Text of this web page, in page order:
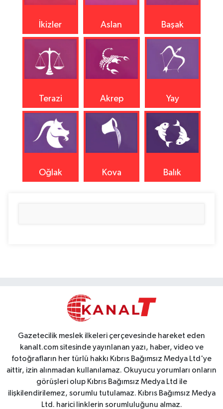
İkizler Aslan Başak
Terazi Akrep Yay
Oğlak Kova Balık
Gazetecilik meslek ilkeleri çerçevesinde hareket eden
kanalt.com sitesinde yayınlanan yazı, haber, video ve
fotoğrafların her türlü hakkı Kıbrıs Bağımsız Medya Ltd'ye
aittir, izin alınmadan kullanılamaz. Okuyucu yorumları onların
görüşleri olup Kıbrıs Bağımsız Medya Ltd ile
ilişkilendirilemez, sorumlu tutulamaz. Kıbrıs Bağımsız Medya
Ltd. harici linklerin sorumluluğunu almaz.